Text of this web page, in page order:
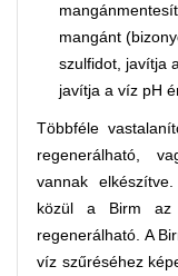
mangánt
szulfidot, javítja
javítja a víz pH
Többféle
regenerálható,
vannak
közül a Birm az
regenerálható. A
víz szűréséhez